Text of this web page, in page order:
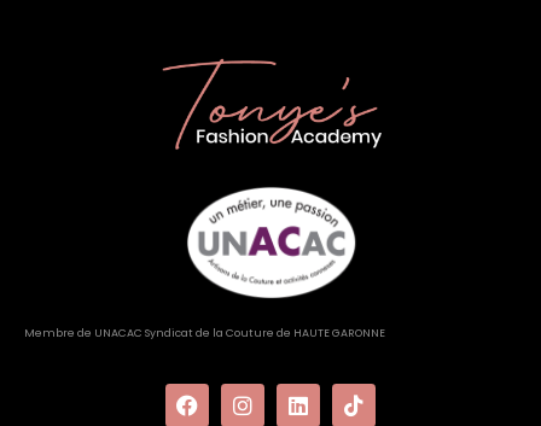
Membre de UNACAC Syndicat de la Couture de HAUTE GARONNE